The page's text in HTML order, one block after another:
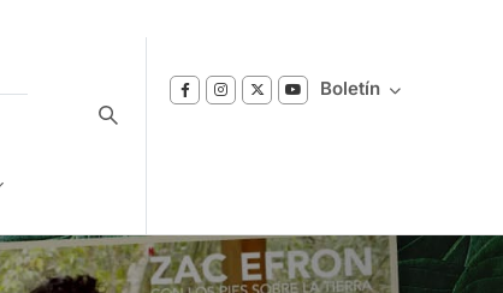
Boletín
Suscríbase a nuestro boletín